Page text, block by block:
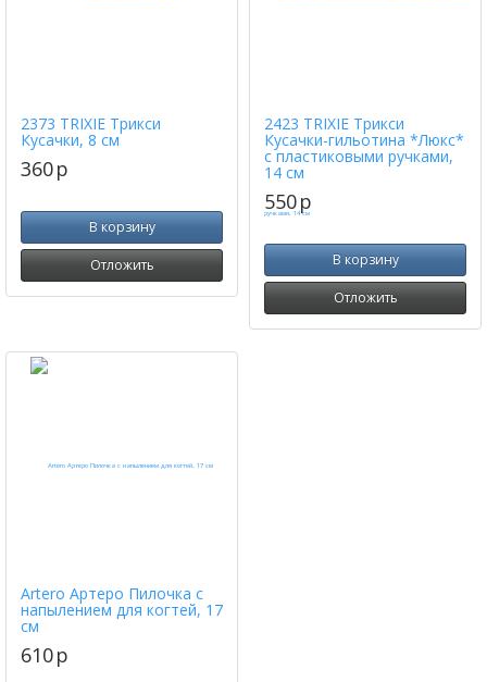
2373 TRIXIE Трикси
Кусачки, 8 см
360p
В корзину
Отложить
2423 TRIXIE Трикси
Кусачки-гильотина *Люкс*
с пластиковыми ручками,
14 см
550p
В корзину
Отложить
Artero Артеро Пилочка с
напылением для когтей, 17
см
610p